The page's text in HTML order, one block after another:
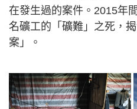
在發生過的案件。2015年
名礦工的「礦難」之死，
案」。